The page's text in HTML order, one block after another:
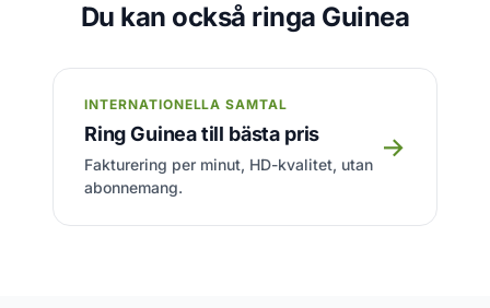
Du kan också ringa Guinea
INTERNATIONELLA SAMTAL
Ring Guinea till bästa pris
Fakturering per minut, HD-kvalitet, utan
abonnemang.
→